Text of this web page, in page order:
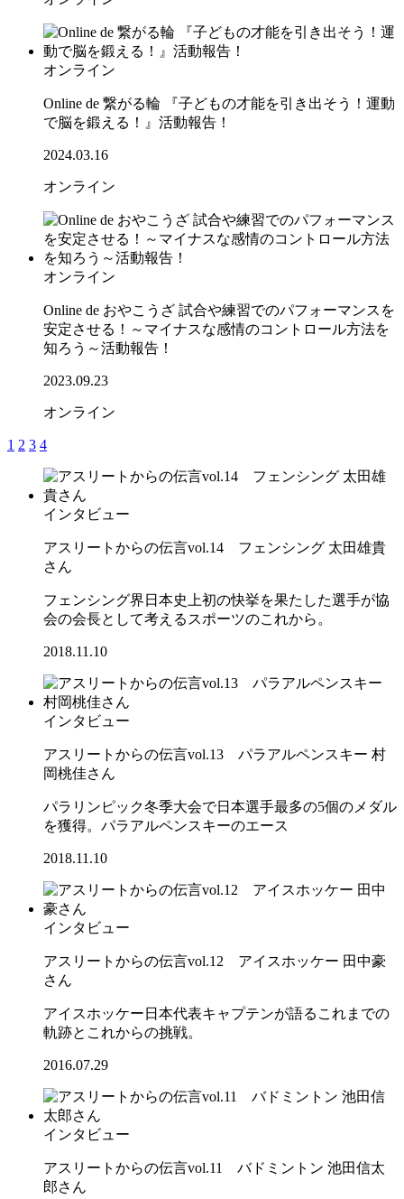
オンライン
Online de 繋がる輪 『子どもの才能を引き出そう！運動
で脳を鍛える！』活動報告！
2024.03.16
オンライン
オンライン
Online de おやこうざ 試合や練習でのパフォーマンスを
安定させる！～マイナスな感情のコントロール方法を
知ろう～活動報告！
2023.09.23
オンライン
1 2 3 4
インタビュー
アスリートからの伝言vol.14 フェンシング 太田雄貴
さん
フェンシング界日本史上初の快挙を果たした選手が協
会の会長として考えるスポーツのこれから。
2018.11.10
インタビュー
アスリートからの伝言vol.13 パラアルペンスキー 村
岡桃佳さん
パラリンピック冬季大会で日本選手最多の5個のメダル
を獲得。パラアルペンスキーのエース
2018.11.10
インタビュー
アスリートからの伝言vol.12 アイスホッケー 田中豪
さん
アイスホッケー日本代表キャプテンが語るこれまでの
軌跡とこれからの挑戦。
2016.07.29
インタビュー
アスリートからの伝言vol.11 バドミントン 池田信太
郎さん